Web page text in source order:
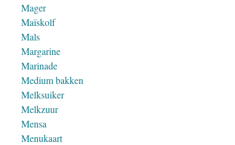
Mager
Maïskolf
Mals
Margarine
Marinade
Medium bakken
Melksuiker
Melkzuur
Mensa
Menukaart